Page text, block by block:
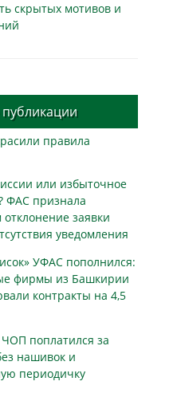
скрытых мотивов и
правила
или избыточное
ФАС признала
заявки
уведомления
УФАС пополнился:
фирмы из Башкирии
контракты на 4,5
поплатился за
нашивок и
периодичку